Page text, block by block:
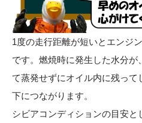
1度の走行距離が短いとエンジ
です。燃焼時に発生した水分が
て蒸発せずにオイル内に残っ
下につながります。
シビアコンディションの目安と